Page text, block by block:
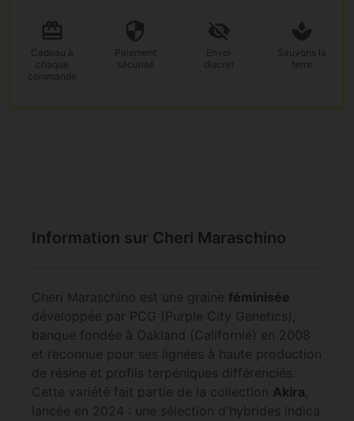
Cadeau à
chaque
commande
Paiement
sécurisé
Envoi
discret
Sauvons la
terre
Information sur Cheri Maraschino
Cheri Maraschino est une graine féminisée
développée par PCG (Purple City Genetics),
banque fondée à Oakland (Californie) en 2008
et reconnue pour ses lignées à haute production
de résine et profils terpéniques différenciés.
Cette variété fait partie de la collection Akira,
lancée en 2024 : une sélection d'hybrides indica